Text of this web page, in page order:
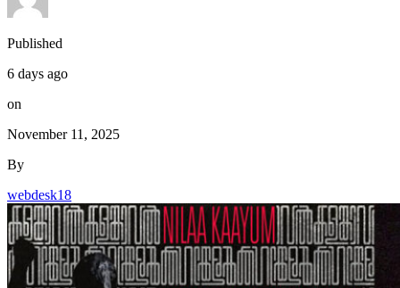
Published
6 days ago
on
November 11, 2025
By
webdesk18